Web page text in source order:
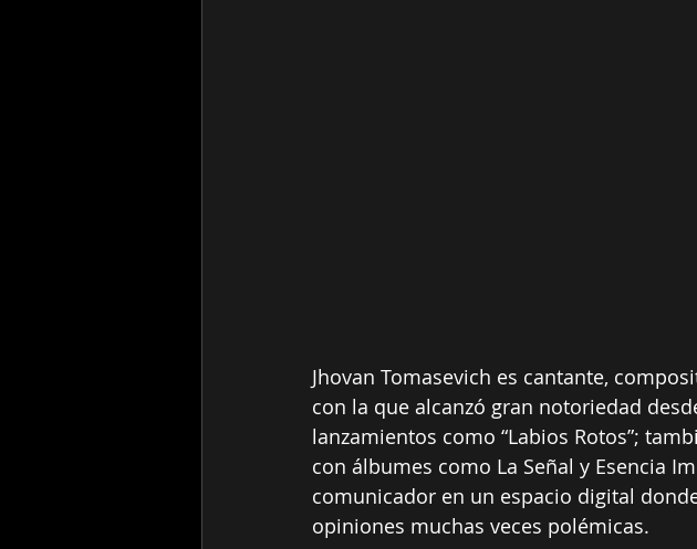
Jhovan Tomasevich es cantante,
con la que alcanzó gran notoriedad
lanzamientos como “Labios Rotos”;
con álbumes como La Señal y Esencia
comunicador en un espacio digital
opiniones muchas veces polémicas.